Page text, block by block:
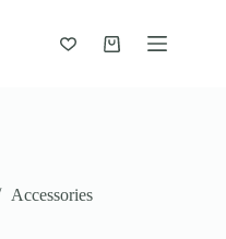
Indkøbskurv
Accessories